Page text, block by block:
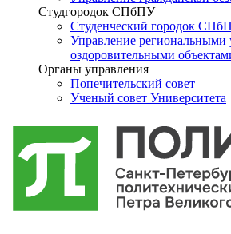
Студгородок СПбПУ
Студенческий городок
Управление региональными
оздоровительными
Органы управления
Попечительский совет
Ученый совет Университета